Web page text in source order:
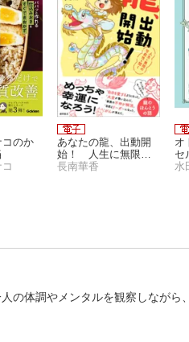
コのか
あなたの龍、出動開
始！ 人生に無限の
可能性を開く
長南華香
オ
セ
水
の体調やメンタルを観察しながら